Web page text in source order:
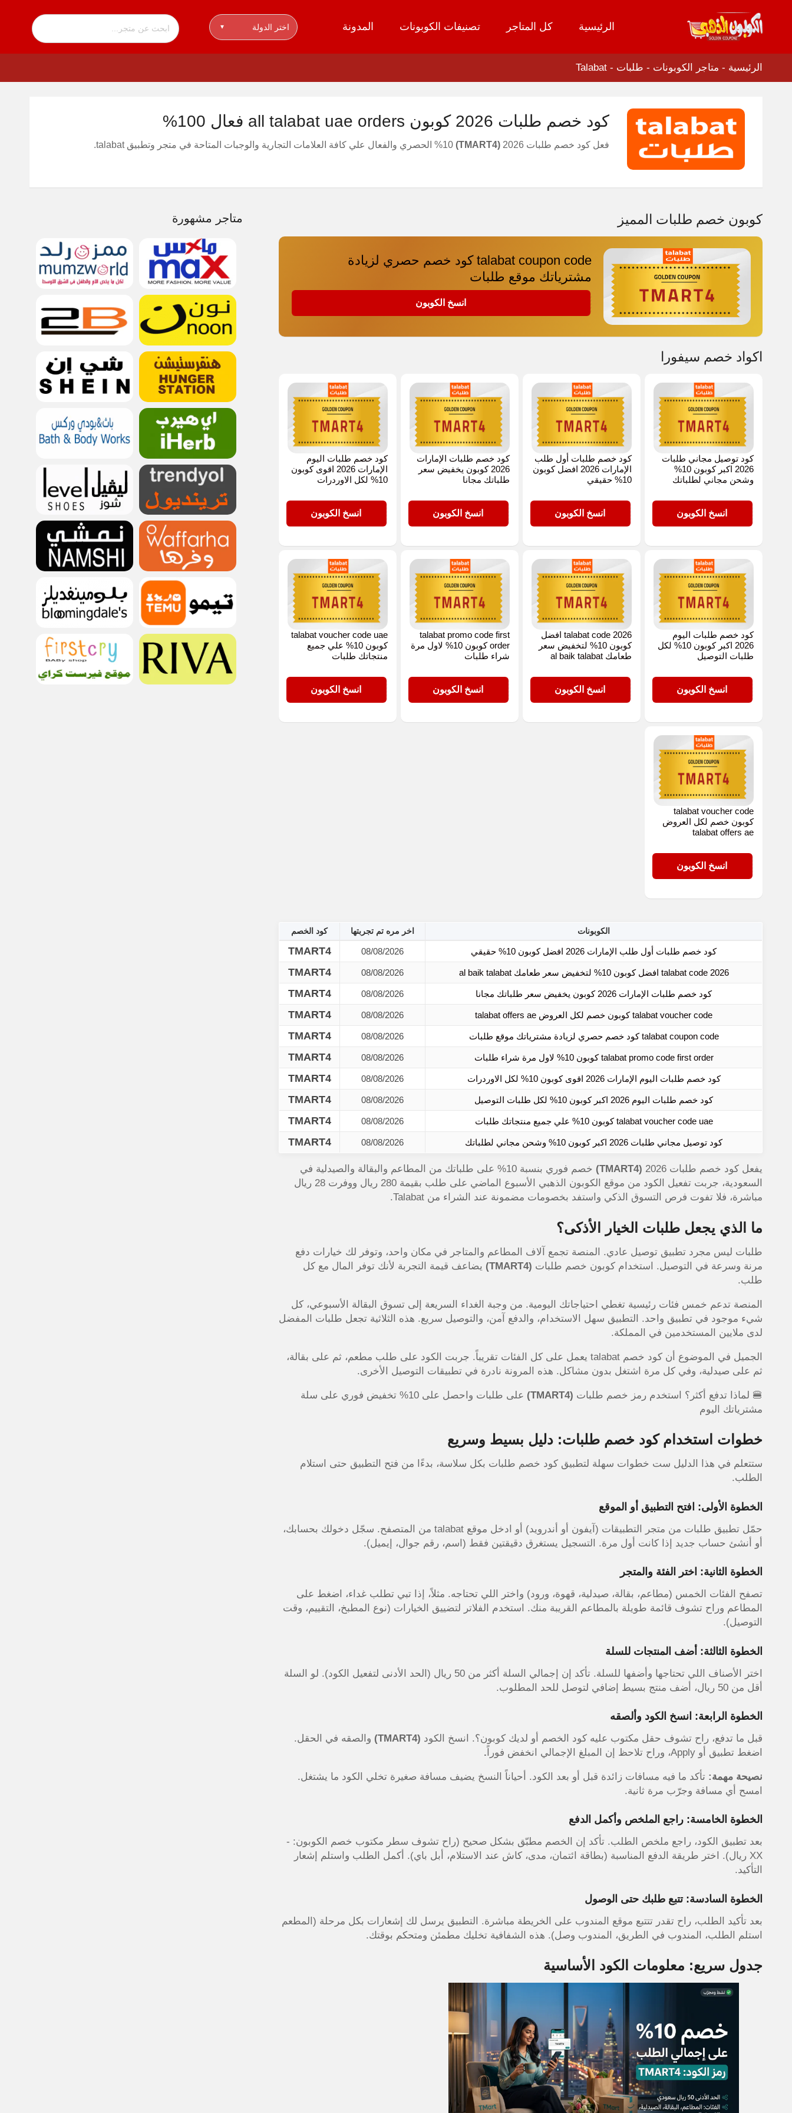
تخطي
المحتوى
الرئيسية كل المتاجر تصنيفات الكوبونات المدونة اختر الدولة ▾
الرئيسية - متاجر الكوبونات - طلبات - Talabat
كود خصم طلبات 2026 كوبون all talabat uae orders فعال 100%
فعل كود خصم طلبات 2026 (TMART4) %10 الحصري والفعال علي كافة العلامات التجارية والوجبات المتاحة في متجر وتطبيق talabat.
كوبون خصم طلبات المميز
talabat coupon code كود خصم حصري لزيادة
مشترياتك موقع طلبات
انسخ الكوبون
اكواد خصم سيفورا
كود توصيل مجاني طلبات
2026 اكبر كوبون 10%
وشحن مجاني لطلباتك
TMART4
انسخ الكوبون
كود خصم طلبات أول طلب
الإمارات 2026 افضل كوبون
10% حقيقي
TMART4
انسخ الكوبون
كود خصم طلبات الإمارات
2026 كوبون يخفيض سعر
طلباتك مجانا
TMART4
انسخ الكوبون
كود خصم طلبات اليوم
الإمارات 2026 اقوى كوبون
10% لكل الاوردرات
TMART4
انسخ الكوبون
كود خصم طلبات اليوم
2026 اكبر كوبون 10% لكل
طلبات التوصيل
TMART4
انسخ الكوبون
talabat code 2026 افضل
كوبون 10% لتخفيض سعر
طعامك al baik talabat
TMART4
انسخ الكوبون
talabat promo code first
order كوبون 10% لاول مرة
شراء طلبات
TMART4
انسخ الكوبون
talabat voucher code uae
كوبون 10% علي جميع
منتجاتك طلبات
TMART4
انسخ الكوبون
talabat voucher code
كوبون خصم لكل العروض
talabat offers ae
TMART4
انسخ الكوبون
الكوبونات اخر مره تم تجربتها كود الخصم
كود خصم طلبات أول طلب الإمارات 2026 افضل كوبون 10% حقيقي 08/08/2026
TMART4
talabat code 2026 افضل كوبون 10% لتخفيض سعر طعامك al baik talabat 08/08/2026
TMART4
كود خصم طلبات الإمارات 2026 كوبون يخفيض سعر طلباتك مجانا 08/08/2026
TMART4
talabat voucher code كوبون خصم لكل العروض talabat offers ae 08/08/2026
TMART4
talabat coupon code كود خصم حصري لزيادة مشترياتك موقع طلبات 08/08/2026
TMART4
talabat promo code first order كوبون 10% لاول مرة شراء طلبات 08/08/2026
TMART4
كود خصم طلبات اليوم الإمارات 2026 اقوى كوبون 10% لكل الاوردرات 08/08/2026
TMART4
كود خصم طلبات اليوم 2026 اكبر كوبون 10% لكل طلبات التوصيل 08/08/2026
TMART4
talabat voucher code uae كوبون 10% علي جميع منتجاتك طلبات 08/08/2026
TMART4
كود توصيل مجاني طلبات 2026 اكبر كوبون 10% وشحن مجاني لطلباتك 08/08/2026
TMART4
يفعل كود خصم طلبات 2026 (TMART4)
خصم فوري بنسبة 10% على طلباتك من المطاعم والبقالة والصيدلية في
السعودية، جربت تفعيل الكود من موقع الكوبون الذهبي الأسبوع الماضي على طلب بقيمة 280 ريال ووفرت 28 ريال
مباشرة، فلا تفوت فرص التسوق الذكي واستفد بخصومات مضمونة عند الشراء من Talabat.
ما الذي يجعل طلبات الخيار الأذكى؟
طلبات ليس مجرد تطبيق توصيل عادي. المنصة تجمع آلاف المطاعم والمتاجر في مكان واحد، وتوفر لك خيارات دفع
مرنة وسرعة في التوصيل. استخدام كوبون خصم طلبات (TMART4)
يضاعف قيمة التجربة لأنك توفر المال مع كل
طلب.
المنصة تدعم خمس فئات رئيسية تغطي احتياجاتك اليومية. من وجبة الغداء السريعة إلى تسوق البقالة الأسبوعي، كل
شيء موجود في تطبيق واحد. التطبيق سهل الاستخدام، والدفع آمن، والتوصيل سريع. هذه الثلاثية تجعل طلبات المفضل
لدى ملايين المستخدمين في المملكة.
الجميل في الموضوع أن
كود خصم talabat يعمل على كل الفئات تقريباً. جربت الكود على طلب مطعم، ثم على بقالة،
ثم على صيدلية، وفي كل مرة اشتغل بدون مشاكل. هذه المرونة نادرة في تطبيقات التوصيل الأخرى.
🍔 لماذا تدفع أكثر؟ استخدم رمز خصم طلبات (TMART4)
على طلبات واحصل على 10% تخفيض فوري على سلة
مشترياتك اليوم
خطوات استخدام كود خصم طلبات: دليل بسيط وسريع
ستتعلم في هذا الدليل ست خطوات سهلة لتطبيق كود خصم طلبات بكل سلاسة، بدءًا من فتح التطبيق حتى استلام
الطلب.
الخطوة الأولى: افتح التطبيق أو الموقع
حمّل تطبيق طلبات من متجر التطبيقات (آيفون أو أندرويد) أو ادخل موقع talabat من المتصفح. سجّل دخولك بحسابك،
أو أنشئ حساب جديد إذا كانت أول مرة. التسجيل يستغرق دقيقتين فقط (اسم، رقم جوال، إيميل).
الخطوة الثانية: اختر الفئة والمتجر
تصفح الفئات الخمس (مطاعم، بقالة، صيدلية، قهوة، ورود) واختر اللي تحتاجه. مثلاً، إذا تبي تطلب غداء، اضغط على
المطاعم وراح تشوف قائمة طويلة بالمطاعم القريبة منك. استخدم الفلاتر لتضييق الخيارات (نوع المطبخ، التقييم، وقت
التوصيل).
الخطوة الثالثة: أضف المنتجات للسلة
اختر الأصناف اللي تحتاجها وأضفها للسلة. تأكد إن إجمالي السلة أكثر من 50 ريال (الحد الأدنى لتفعيل الكود). لو السلة
أقل من 50 ريال، أضف منتج بسيط إضافي لتوصل للحد المطلوب.
الخطوة الرابعة: انسخ الكود وألصقه
قبل ما تدفع، راح تشوف حقل مكتوب عليه كود الخصم أو لديك كوبون؟. انسخ الكود (
TMART4)
والصقه في الحقل.
اضغط تطبيق أو Apply، وراح تلاحظ إن المبلغ الإجمالي انخفض فوراً
.
نصيحة مهمة: تأكد ما فيه مسافات زائدة قبل أو بعد الكود. أحياناً النسخ يضيف مسافة صغيرة تخلي الكود ما يشتغل.
امسح أي مسافة وجرّب مرة ثانية.
الخطوة الخامسة: راجع الملخص وأكمل الدفع
بعد تطبيق الكود، راجع ملخص الطلب. تأكد إن الخصم مطبّق بشكل صحيح (راح تشوف سطر مكتوب خصم الكوبون: -
XX ريال). اختر طريقة الدفع المناسبة (بطاقة ائتمان، مدى، كاش عند الاستلام، أبل باي). أكمل الطلب واستلم إشعار
التأكيد.
الخطوة السادسة: تتبع طلبك حتى الوصول
بعد تأكيد الطلب، راح تقدر تتتبع موقع المندوب على الخريطة مباشرة. التطبيق يرسل لك إشعارات بكل مرحلة (المطعم
استلم الطلب، المندوب في الطريق، المندوب وصل). هذه الشفافية تخليك مطمئن ومتحكم بوقتك.
جدول سريع: معلومات الكود الأساسية
متاجر مشهورة